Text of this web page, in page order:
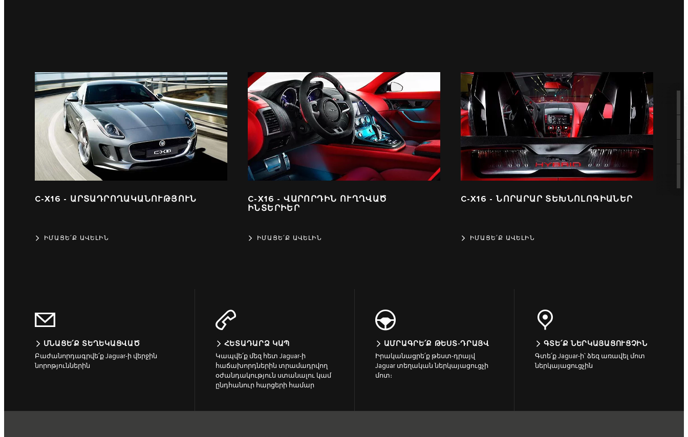
C-X16 - ԱՐՏԱԴՐՈՂԱԿԱՆՈՒԹՅՈՒՆ
ԻՄԱՑԵ՛Ք ԱՎԵԼԻՆ
C‑X16 - ՎԱՐՈՐԴԻՆ ՈՒՂՂՎԱԾ
ԻՆՏԵՐԻԵՐ
ԻՄԱՑԵ՛Ք ԱՎԵԼԻՆ
C-X16 - ՆՈՐԱՐԱՐ ՏԵԽՆՈԼՈԳԻԱՆԵՐ
ԻՄԱՑԵ՛Ք ԱՎԵԼԻՆ
ՄՆԱՑԵ՛Ք ՏԵՂԵԿԱՑՎԱԾ
Բաժանորդագրվե՛ք Jaguar-ի վերջին
նորոթյուններին
ՀԵՏԱԴԱՐՁ ԿԱՊ
Կապվե՛ք մեզ հետ Jaguar-ի
հաճախորդներին տրամադրվող
օժանդակություն ստանալու կամ
ընդհանուր հարցերի համար
ԱՄՐԱԳՐԵ՛Ք ԹԵՍՏ-ԴՐԱՅՎ
Իրականացրե՛ք թեստ-դրայվ
Jaguar տեղական ներկայացուցչի
մոտ։
ԳՏԵ՛Ք ՆԵՐԿԱՅԱՑՈՒՑՉԻՆ
Գտե՛ք Jaguar-ի՝ ձեզ առավել մոտ
ներկայացուցչին